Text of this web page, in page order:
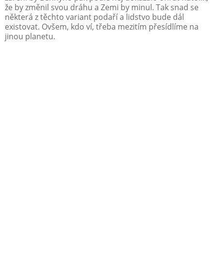
že by změnil svou dráhu a Zemi by minul. Tak snad se
některá z těchto variant podaří a lidstvo bude dál
existovat. Ovšem, kdo ví, třeba mezitím přesídlíme na
jinou planetu.